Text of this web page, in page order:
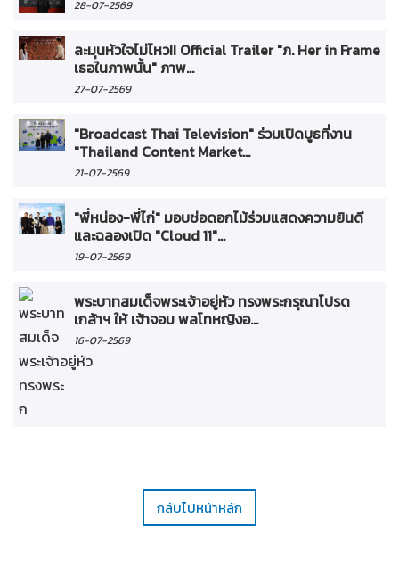
28-07-2569
ละมุนหัวใจไม่ไหว!! Official Trailer "ภ. Her in Frame
เธอในภาพนั้น" ภาพ...
27-07-2569
"Broadcast Thai Television" ร่วมเปิดบูธที่งาน
"Thailand Content Market...
21-07-2569
"พี่หน่อง-พี่ไก่" มอบช่อดอกไม้ร่วมแสดงความยินดี
และฉลองเปิด "Cloud 11"...
19-07-2569
พระบาทสมเด็จพระเจ้าอยู่หัว ทรงพระกรุณาโปรด
เกล้าฯ ให้ เจ้าจอม พลโทหญิงอ...
16-07-2569
กลับไปหน้าหลัก